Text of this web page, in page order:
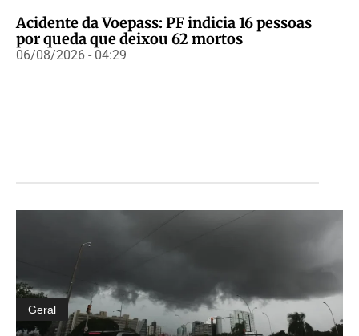
Acidente da Voepass: PF indicia 16 pessoas
por queda que deixou 62 mortos
06/08/2026 - 04:29
Geral